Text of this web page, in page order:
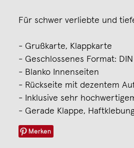
Für schwer verliebte und
- Grußkarte, Klappkarte
- Geschlossenes Format:
- Blanko Innenseiten
- Rückseite mit dezentem
- Inklusive sehr
- Gerade Klappe,
Merken